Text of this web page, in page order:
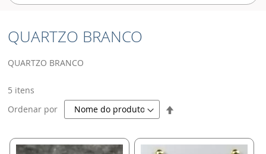
QUARTZO BRANCO
QUARTZO BRANCO
5 itens
Ordenar por